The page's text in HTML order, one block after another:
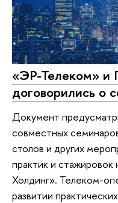
«ЭР-Телеком» и
договорились о
Документ
совместных
столов и других
практик и
Холдинг». Телеком-
развитии